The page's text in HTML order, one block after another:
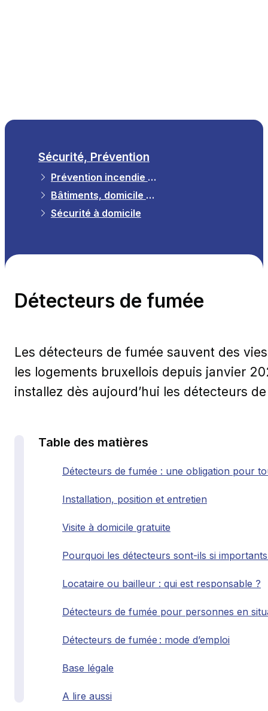
Sécurité, Prévention
Prévention incendie et avis de sécurité
Bâtiments, domicile et infrastructures
Sécurité à domicile
Détecteurs de fumée
Les détecteurs de fumée sauvent des
les logements bruxellois depuis janvier
installez dès aujourd’hui les détecteurs
Table des matières
Détecteurs de fumée : une obligation pour
Installation, position et entretien
Visite à domicile gratuite
Pourquoi les détecteurs sont-ils si
Locataire ou bailleur : qui est responsable ?
Détecteurs de fumée pour personnes en
Détecteurs de fumée : mode d’emploi
Base légale
A lire aussi